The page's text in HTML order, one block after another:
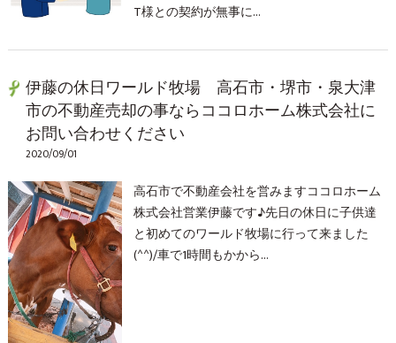
T様との契約が無事に…
伊藤の休日ワールド牧場 高石市・堺市・泉大津
市の不動産売却の事ならココロホーム株式会社に
お問い合わせください
2020/09/01
高石市で不動産会社を営みますココロホーム
株式会社営業伊藤です♪先日の休日に子供達
と初めてのワールド牧場に行って来ました
(^^)/車で1時間もかから…